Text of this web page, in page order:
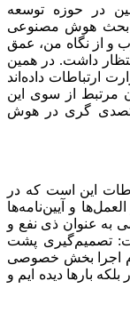
در حوزه توسعه
بحث هوش مصنوعی
و از نگاه من، عمق
داشت. در همین
ارتباطات داده‌اند
مرتبط از سوی این
تصدی گری در هوش
این است که در
و آیین‌نامه‌ها
به عنوان ذی نفع و
تصمیم‌گیری پشت
اجرا بخش خصوصی
بارها دیده ایم و